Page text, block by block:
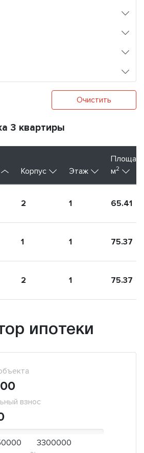
Очистить
3 квартиры
Корпус Этаж
м2
2 1 65.41
1 1 75.37
2 1 75.37
ипотеки
взнос
3300000